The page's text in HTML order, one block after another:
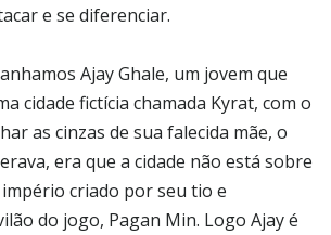
e se diferenciar.
Ajay Ghale, um jovem que
cidade fictícia chamada Kyrat, com o
as cinzas de sua falecida mãe, o
era que a cidade não está sobre
criado por seu tio e
do jogo, Pagan Min. Logo Ajay é